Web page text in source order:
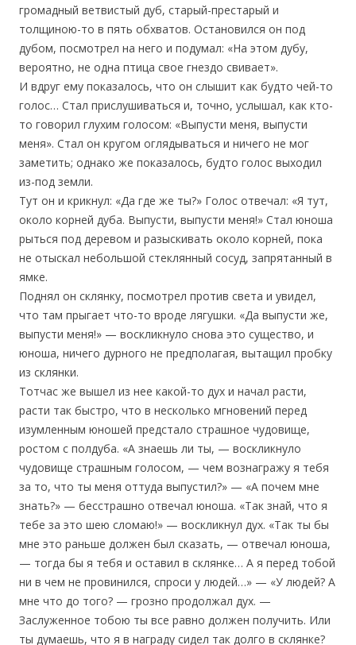
громадный ветвистый дуб, старый-престарый и
толщиною-то в пять обхватов. Остановился он под
дубом, посмотрел на него и подумал: «На этом дубу,
вероятно, не одна птица свое гнездо свивает».
И вдруг ему показалось, что он слышит как будто чей-то
голос… Стал прислушиваться и, точно, услышал, как кто-
то говорил глухим голосом: «Выпусти меня, выпусти
меня». Стал он кругом оглядываться и ничего не мог
заметить; однако же показалось, будто голос выходил
из-под земли.
Тут он и крикнул: «Да где же ты?» Голос отвечал: «Я тут,
около корней дуба. Выпусти, выпусти меня!» Стал юноша
рыться под деревом и разыскивать около корней, пока
не отыскал небольшой стеклянный сосуд, запрятанный в
ямке.
Поднял он склянку, посмотрел против света и увидел,
что там прыгает что-то вроде лягушки. «Да выпусти же,
выпусти меня!» — воскликнуло снова это существо, и
юноша, ничего дурного не предполагая, вытащил пробку
из склянки.
Тотчас же вышел из нее какой-то дух и начал расти,
расти так быстро, что в несколько мгновений перед
изумленным юношей предстало страшное чудовище,
ростом с полдуба. «А знаешь ли ты, — воскликнуло
чудовище страшным голосом, — чем вознагражу я тебя
за то, что ты меня оттуда выпустил?» — «А почем мне
знать?» — бесстрашно отвечал юноша. «Так знай, что я
тебе за это шею сломаю!» — воскликнул дух. «Так ты бы
мне это раньше должен был сказать, — отвечал юноша,
— тогда бы я тебя и оставил в склянке… А я перед тобой
ни в чем не провинился, спроси у людей…» — «У людей? А
мне что до того? — грозно продолжал дух. —
Заслуженное тобою ты все равно должен получить. Или
ты думаешь, что я в награду сидел так долго в склянке?